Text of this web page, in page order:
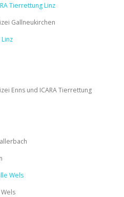
Tierrettung Linz
Gallneukirchen
Enns und ICARA Tierrettung
Wels